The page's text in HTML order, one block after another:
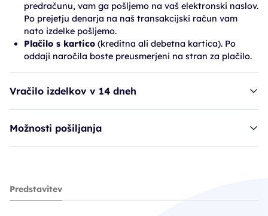
predračunu, vam ga pošljemo na vaš elektronski naslov.
Po prejetju denarja na naš transakcijski račun vam
nato izdelke pošljemo.
Plačilo s kartico (kreditna ali debetna kartica). Po
oddaji naročila boste preusmerjeni na stran za plačilo.
Vračilo izdelkov v 14 dneh
Možnosti pošiljanja
Ruck klešče - kožne - 10 cm
56,90€
Predstavitev